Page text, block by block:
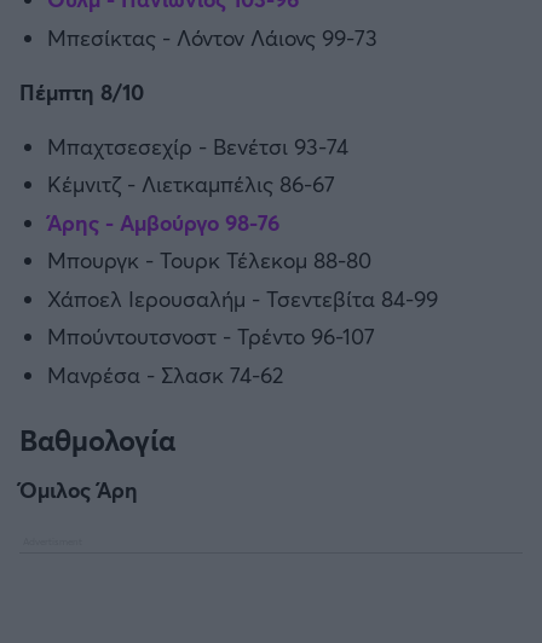
Μπεσίκτας - Λόντον Λάιονς 99-73
Πέμπτη 8/10
Μπαχτσεσεχίρ - Βενέτσι 93-74
Κέμνιτζ - Λιετκαμπέλις 86-67
Άρης - Αμβούργο 98-76
Μπουργκ - Τουρκ Τέλεκομ 88-80
Χάποελ Ιερουσαλήμ - Τσεντεβίτα 84-99
Μπούντουτσνοστ - Τρέντο 96-107
Μανρέσα - Σλασκ 74-62
Βαθμολογία
Όμιλος Άρη